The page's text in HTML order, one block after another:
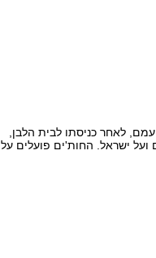
לאחר כניסתו לבית הלבן,
ועל ישראל. החות'ים פועלים על